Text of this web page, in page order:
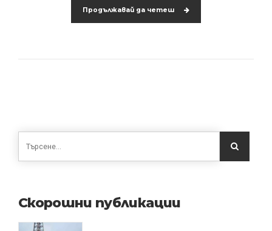
Продължавай да четеш
Скорошни публикации